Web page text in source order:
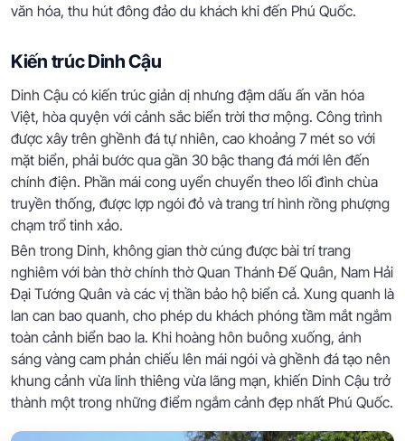
văn hóa, thu hút đông đảo du khách khi đến Phú Quốc.
Kiến trúc Dinh Cậu
Dinh Cậu có kiến trúc giản dị nhưng đậm dấu ấn văn hóa
Việt, hòa quyện với cảnh sắc biển trời thơ mộng. Công trình
được xây trên ghềnh đá tự nhiên, cao khoảng 7 mét so với
mặt biển, phải bước qua gần 30 bậc thang đá mới lên đến
chính điện. Phần mái cong uyển chuyển theo lối đình chùa
truyền thống, được lợp ngói đỏ và trang trí hình rồng phượng
chạm trổ tinh xảo.
Bên trong Dinh, không gian thờ cúng được bài trí trang
nghiêm với bàn thờ chính thờ Quan Thánh Đế Quân, Nam Hải
Đại Tướng Quân và các vị thần bảo hộ biển cả. Xung quanh là
lan can bao quanh, cho phép du khách phóng tầm mắt ngắm
toàn cảnh biển bao la. Khi hoàng hôn buông xuống, ánh
sáng vàng cam phản chiếu lên mái ngói và ghềnh đá tạo nên
khung cảnh vừa linh thiêng vừa lãng mạn, khiến Dinh Cậu trở
thành một trong những điểm ngắm cảnh đẹp nhất Phú Quốc.